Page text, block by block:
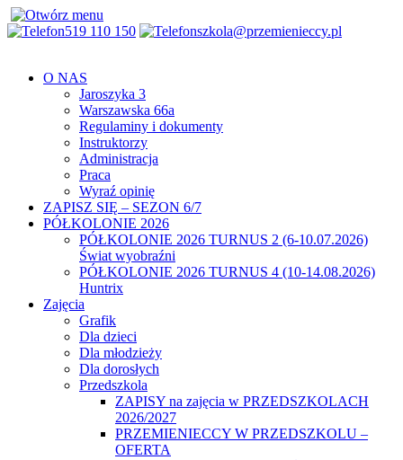
519 110 150 szkola@przemienieccy.pl
O NAS
Jaroszyka 3
Warszawska 66a
Regulaminy i dokumenty
Instruktorzy
Administracja
Praca
Wyraź opinię
ZAPISZ SIĘ – SEZON 6/7
PÓŁKOLONIE 2026
PÓŁKOLONIE 2026 TURNUS 2 (6-10.07.2026)
Świat wyobraźni
PÓŁKOLONIE 2026 TURNUS 4 (10-14.08.2026)
Huntrix
Zajęcia
Grafik
Dla dzieci
Dla młodzieży
Dla dorosłych
Przedszkola
ZAPISY na zajęcia w PRZEDSZKOLACH
2026/2027
PRZEMIENIECCY W PRZEDSZKOLU –
OFERTA